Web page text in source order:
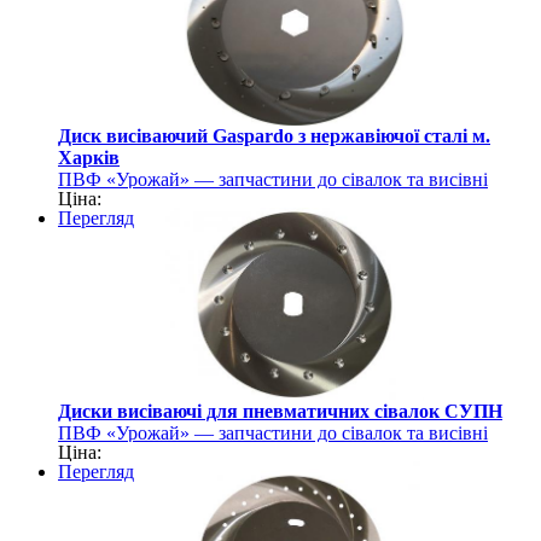
Диск висіваючий Gaspardo з нержавіючої сталі м.
Харків
ПВФ «Урожай» — запчастини до сівалок та висівні
диски
Ціна:
Перегляд
Диски висіваючі для пневматичних сівалок СУПН
ПВФ «Урожай» — запчастини до сівалок та висівні
диски
Ціна:
Перегляд